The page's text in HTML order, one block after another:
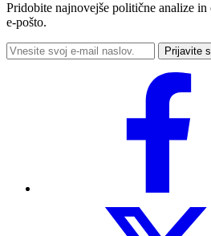
Pridobite najnovejše politične analize
e-pošto.
Prijavite